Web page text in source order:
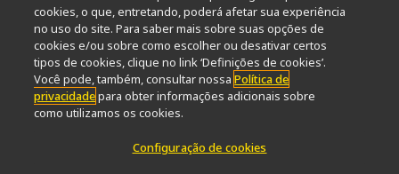
Popular Links
Últimas notícias e novidadesSeletor de Objetivas
Resolution CalculatorPubScopeOEM
Nikon Small World
MicroscopyU
Outros produtos Nikon
Produtos de imagem
cookies, o que, entretando, poderá afetar sua experiência
no uso do site. Para saber mais sobre suas opções de
cookies e/ou sobre como escolher ou desativar certos
tipos de cookies, clique no link ‘Definições de cookies’.
Você pode, também, consultar nossaPolítica de
privacidadepara obter informações adicionais sobre
como utilizamos os cookies.
Configuração de cookies